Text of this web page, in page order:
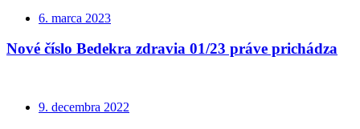
6. marca 2023
Nové číslo Bedekra zdravia 01/23 práve prichádza
9. decembra 2022